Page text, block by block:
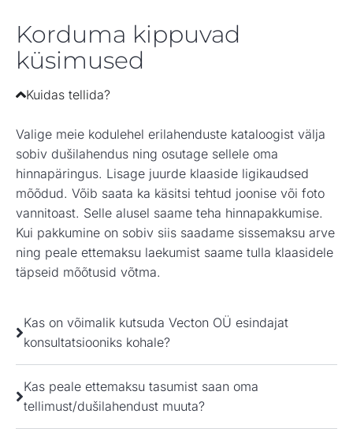
Korduma kippuvad
küsimused
Kuidas tellida?
Valige meie kodulehel erilahenduste kataloogist välja
sobiv dušilahendus ning osutage sellele oma
hinnapäringus. Lisage juurde klaaside ligikaudsed
mõõdud. Võib saata ka käsitsi tehtud joonise või foto
vannitoast. Selle alusel saame teha hinnapakkumise.
Kui pakkumine on sobiv siis saadame sissemaksu arve
ning peale ettemaksu laekumist saame tulla klaasidele
täpseid mõõtusid võtma.
Kas on võimalik kutsuda Vecton OÜ esindajat
konsultatsiooniks kohale?
Kas peale ettemaksu tasumist saan oma
tellimust/dušilahendust muuta?